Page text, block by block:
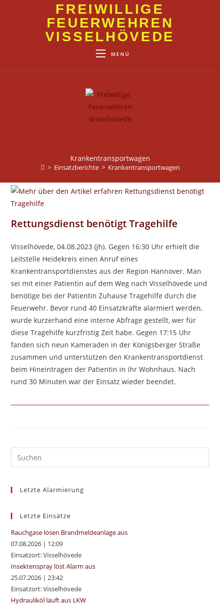
FREIWILLIGE
FEUERWEHREN
VISSELHÖVEDE
MENÜ
Krankentransportwagen
> Einsatzberichte > Krankentransportwagen
Rettungsdienst benötigt Tragehilfe
Visselhövede, 04.08.2023 (jh). Gegen 16:30 Uhr erhielt die
Leitstelle Heidekreis einen Anruf eines
Krankentransportdienstes aus der Region Hannover. Man
sei mit einer Patientin auf dem Weg nach Visselhövede und
benötige bei der Patientin Zuhause Tragehilfe durch die
Feuerwehr. Bevor rund 40 Einsatzkräfte alarmiert werden,
wurde kurzerhand eine interne Abfrage gestellt, wer für
diese Tragehilfe kurzfristig Zeit habe. Gegen 17:15 Uhr
fanden sich neun Kameraden in der Königsberger Straße
zusammen und unterstützen den Krankentransportdienst
beim Hineintragen der Patientin in ihr Wohnhaus. Nach
rund 30 Minuten war der Einsatz wieder beendet.
Letzte Alarmierung
Letzte Einsätze
Rauchgase lösen Brandmeldeanlage aus
07.08.2026 | 12:09
Einsatzort: Visselhövede
Insektenspray löst Alarm aus
25.07.2026 |23:42
Einsatzort: Visselhövede
Hydrauliköl läuft aus LKW